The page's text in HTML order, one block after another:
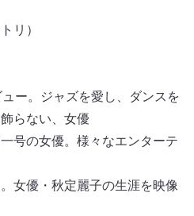
リ）
ー。ジャズを愛し、ダンスを
らない、女優
号の女優。様々なエンターテ
女優・秋定麗子の生涯を映像